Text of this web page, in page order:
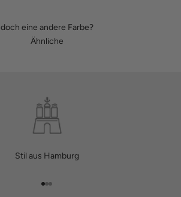
doch eine andere Farbe?
Ähnliche
Stil aus Hamburg
Gehe zu Element 1
Gehe zu Element 2
Gehe zu Element 3